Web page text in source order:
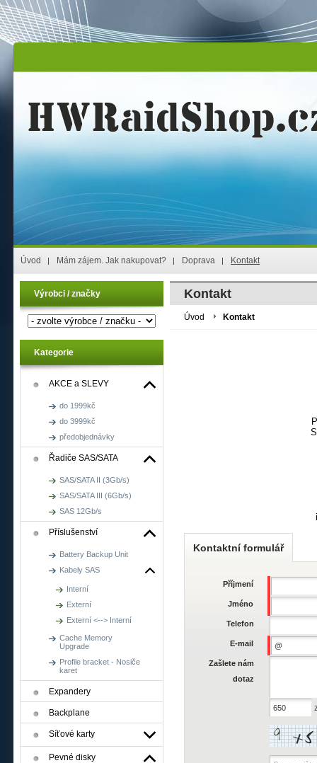
Úvod Mám zájem. Jak nakupovat? Doprava Kontakt
Výrobci / značky
Kategorie
AKCE a SLEVY
do 1999kč
do 3999kč
předobjednávky
Řadiče SAS/SATA
SAS/SATA II (3Gb/s)
SAS/SATA III (6Gb/s)
SAS 12Gb/s
Příslušenství
Battery Backup Unit
Kabely SAS
Interní
Externí
Externí <--> Interní
Cache Memory
Upgrade
Profile bracket - Nosiče
karet
Expandery
Backplane
Síťové karty
Pevné disky
Kontakt
Úvod Kontakt
Kontaktní formulář
Příjmení
Jméno
Telefon
E-mail
Zašlete nám
dotaz